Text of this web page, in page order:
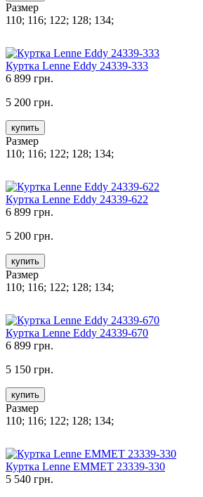
Размер
110; 116; 122; 128; 134;
Куртка Lenne Eddy 24339-333
6 899 грн.
5 200 грн.
купить
Размер
110; 116; 122; 128; 134;
Куртка Lenne Eddy 24339-622
6 899 грн.
5 200 грн.
купить
Размер
110; 116; 122; 128; 134;
Куртка Lenne Eddy 24339-670
6 899 грн.
5 150 грн.
купить
Размер
110; 116; 122; 128; 134;
Куртка Lenne EMMET 23339-330
5 540 грн.